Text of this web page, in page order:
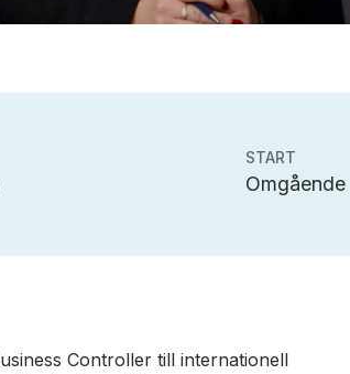
START
Omgående
Controller till internationell